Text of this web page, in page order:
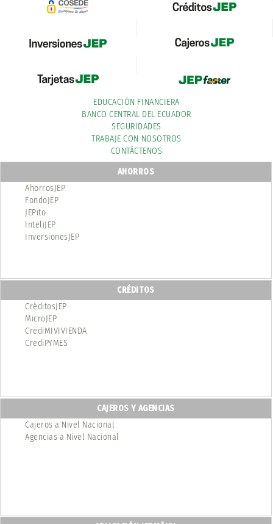
EDUCACIÓN FINANCIERA
BANCO CENTRAL DEL ECUADOR
SEGURIDADES
TRABAJE CON NOSOTROS
CONTÁCTENOS
AHORROS
AhorrosJEP
FondoJEP
JEPito
InteliJEP
InversionesJEP
CRÉDITOS
CréditosJEP
MicroJEP
CrediMIVIVIENDA
CrediPYMES
CAJEROS Y AGENCIAS
Cajeros a Nivel Nacional
Agencias a Nivel Nacional